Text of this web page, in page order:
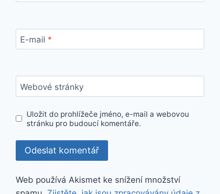
E-mail *
Webové stránky
Uložit do prohlížeče jméno, e-mail a webovou
stránku pro budoucí komentáře.
Web používá Akismet ke snížení množství